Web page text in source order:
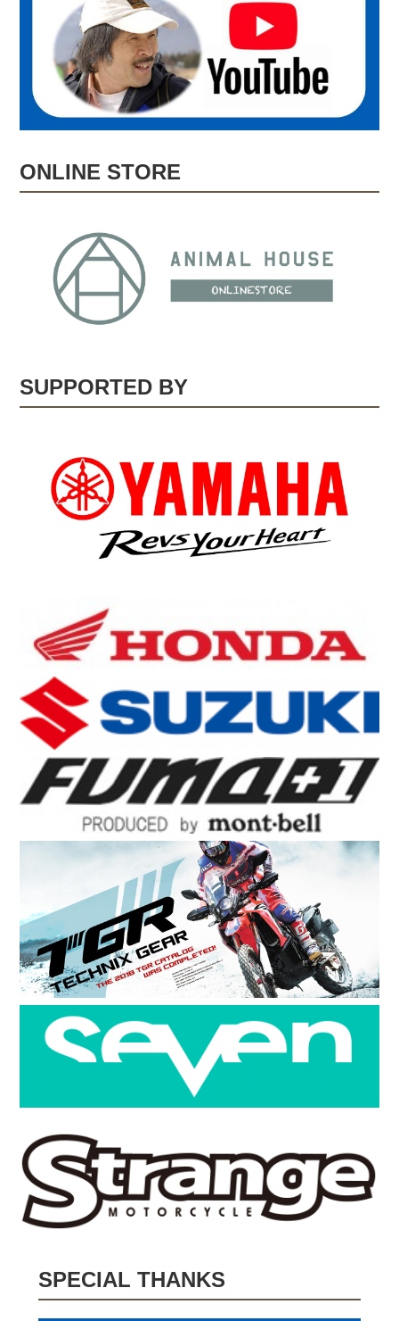
ONLINE STORE
SUPPORTED BY
SPECIAL THANKS